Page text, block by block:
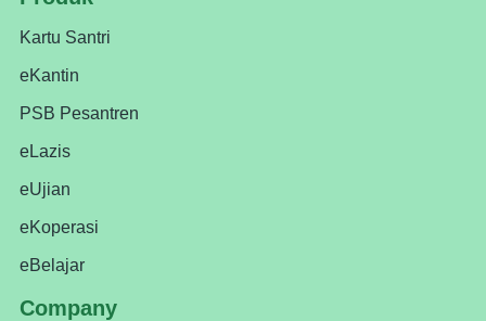
Kartu Santri
eKantin
PSB Pesantren
eLazis
eUjian
eKoperasi
eBelajar
Company